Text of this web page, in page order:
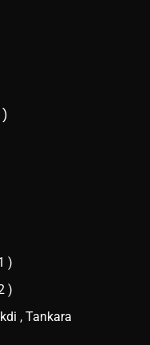
)
)
, Tankara